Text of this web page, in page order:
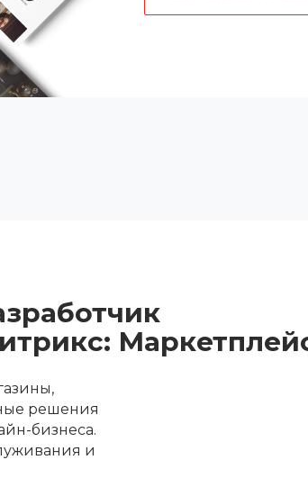
решения
бизнеса.
и